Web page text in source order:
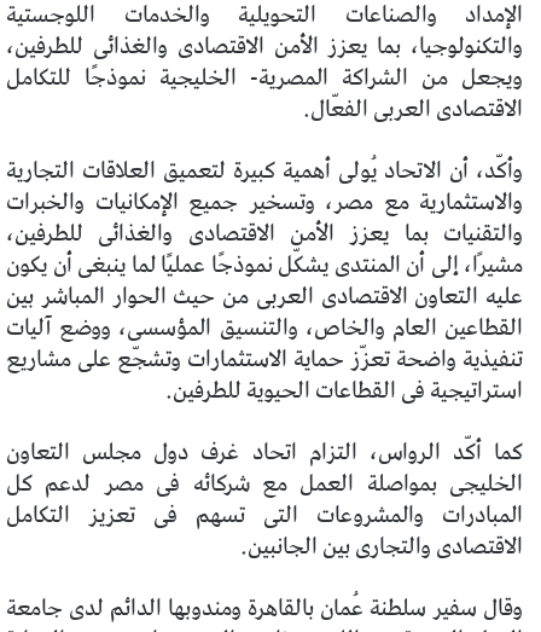
الإمداد والصناعات التحويلية والخدمات اللوجستية
والتكنولوجيا، بما يعزز الأمن الاقتصادى والغذائى للطرفين،
ويجعل من الشراكة المصرية- الخليجية نموذجًا للتكامل
الاقتصادى العربى الفعّال.
وأكّد، أن الاتحاد يُولى أهمية كبيرة لتعميق العلاقات التجارية
والاستثمارية مع مصر، وتسخير جميع الإمكانيات والخبرات
والتقنيات بما يعزز الأمن الاقتصادى والغذائى للطرفين،
مشيرًا، إلى أن المنتدى يشكّل نموذجًا عمليًا لما ينبغى أن يكون
عليه التعاون الاقتصادى العربى من حيث الحوار المباشر بين
القطاعين العام والخاص، والتنسيق المؤسسى، ووضع آليات
تنفيذية واضحة تعزّز حماية الاستثمارات وتشجّع على مشاريع
استراتيجية فى القطاعات الحيوية للطرفين.
كما أكّد الرواس، التزام اتحاد غرف دول مجلس التعاون
الخليجى بمواصلة العمل مع شركائه فى مصر لدعم كل
المبادرات والمشروعات التى تسهم فى تعزيز التكامل
الاقتصادى والتجارى بين الجانبين.
وقال سفير سلطنة عُمان بالقاهرة ومندوبها الدائم لدى جامعة